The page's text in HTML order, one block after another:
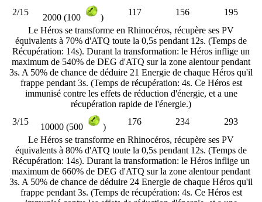
2/15
2000 (100 )
117 156
195
Le Héros se transforme en Rhinocéros, récupère ses PV
équivalents à 70% d'ATQ toute la 0,5s pendant 12s. (Temps de
Récupération: 14s). Durant la transformation: le Héros inflige un
maximum de 540% de DEG d'ATQ sur la zone alentour pendant
3s. A 50% de chance de déduire 21 Energie de chaque Héros qu'il
frappe pendant 3s. (Temps de récupération: 4s. Ce Héros est
immunisé contre les effets de réduction d'énergie, et a une
récupération rapide de l'énergie.)
3/15
10000 (500 )
176 234
293
Le Héros se transforme en Rhinocéros, récupère ses PV
équivalents à 80% d'ATQ toute la 0,5s pendant 12s. (Temps de
Récupération: 14s). Durant la transformation: le Héros inflige un
maximum de 660% de DEG d'ATQ sur la zone alentour pendant
3s. A 50% de chance de déduire 24 Energie de chaque Héros qu'il
frappe pendant 3s. (Temps de récupération: 4s. Ce Héros est